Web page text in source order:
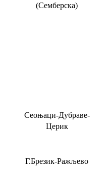
(Семберска)
Сеоњаци-Дубраве-
Церик
Г.Брезик-Ражљево